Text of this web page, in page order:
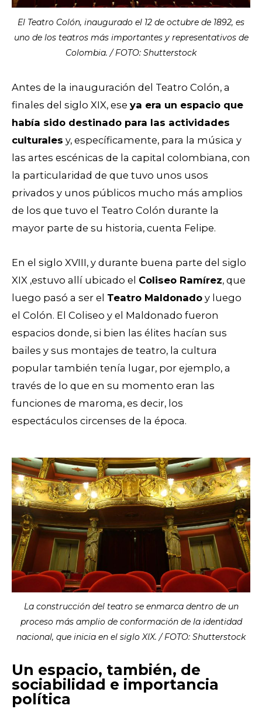
El Teatro Colón, inaugurado el 12 de octubre de 1892, es
uno de los teatros más importantes y representativos de
Colombia. / FOTO: Shutterstock
Antes de la inauguración del Teatro Colón, a
finales del siglo XIX, ese ya era un espacio que
había sido destinado para las actividades
culturales y, específicamente, para la música y
las artes escénicas de la capital colombiana, con
la particularidad de que tuvo unos usos
privados y unos públicos mucho más amplios
de los que tuvo el Teatro Colón durante la
mayor parte de su historia, cuenta Felipe.
En el siglo XVIII, y durante buena parte del siglo
XIX ,estuvo allí ubicado el Coliseo Ramírez, que
luego pasó a ser el Teatro Maldonado y luego
el Colón. El Coliseo y el Maldonado fueron
espacios donde, si bien las élites hacían sus
bailes y sus montajes de teatro, la cultura
popular también tenía lugar, por ejemplo, a
través de lo que en su momento eran las
funciones de maroma, es decir, los
espectáculos circenses de la época.
La construcción del teatro se enmarca dentro de un
proceso más amplio de conformación de la identidad
nacional, que inicia en el siglo XIX. / FOTO: Shutterstock
Un espacio, también, de
sociabilidad e importancia
política